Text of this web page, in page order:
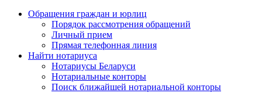
Обращения граждан и юрлиц
Порядок рассмотрения обращений
Личный прием
Прямая телефонная линия
Найти нотариуса
Нотариусы Беларуси
Нотариальные конторы
Поиск ближайшей нотариальной конторы